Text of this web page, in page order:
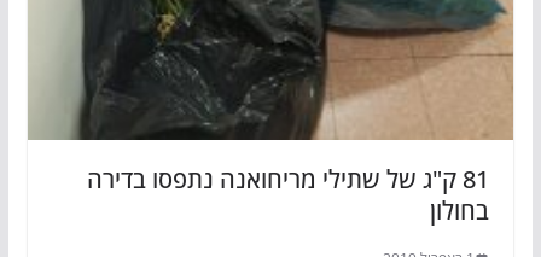
81 ק"ג של שתילי מריחואנה נתפסו בדירה
בחולון